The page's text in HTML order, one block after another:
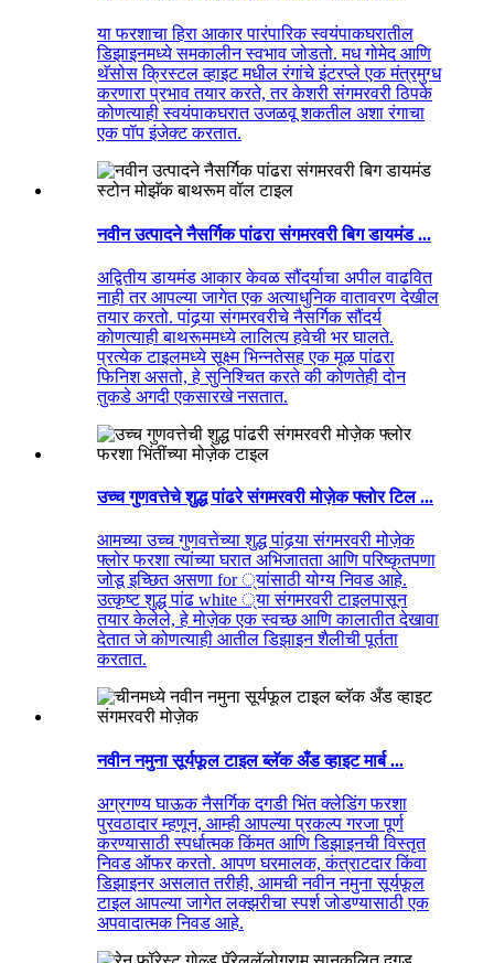
या फरशाचा हिरा आकार पारंपारिक स्वयंपाकघरातील
डिझाइनमध्ये समकालीन स्वभाव जोडतो. मध गोमेद आणि
थॅसोस क्रिस्टल व्हाइट मधील रंगांचे इंटरप्ले एक मंत्रमुग्ध
करणारा प्रभाव तयार करते, तर केशरी संगमरवरी ठिपके
कोणत्याही स्वयंपाकघरात उजळवू शकतील अशा रंगाचा
एक पॉप इंजेक्ट करतात.
नवीन उत्पादने नैसर्गिक पांढरा संगमरवरी बिग डायमंड ...
अद्वितीय डायमंड आकार केवळ सौंदर्याचा अपील वाढवित
नाही तर आपल्या जागेत एक अत्याधुनिक वातावरण देखील
तयार करतो. पांढर्‍या संगमरवरीचे नैसर्गिक सौंदर्य
कोणत्याही बाथरूममध्ये लालित्य हवेची भर घालते.
प्रत्येक टाइलमध्ये सूक्ष्म भिन्नतेसह एक मूळ पांढरा
फिनिश असतो, हे सुनिश्चित करते की कोणतेही दोन
तुकडे अगदी एकसारखे नसतात.
उच्च गुणवत्तेचे शुद्ध पांढरे संगमरवरी मोज़ेक फ्लोर टिल ...
आमच्या उच्च गुणवत्तेच्या शुद्ध पांढर्‍या संगमरवरी मोज़ेक
फ्लोर फरशा त्यांच्या घरात अभिजातता आणि परिष्कृतपणा
जोडू इच्छित असणा for ्यांसाठी योग्य निवड आहे.
उत्कृष्ट शुद्ध पांढ white ्या संगमरवरी टाइलपासून
तयार केलेले, हे मोज़ेक एक स्वच्छ आणि कालातीत देखावा
देतात जे कोणत्याही आतील डिझाइन शैलीची पूर्तता
करतात.
नवीन नमुना सूर्यफूल टाइल ब्लॅक अँड व्हाइट मार्ब ...
अग्रगण्य घाऊक नैसर्गिक दगडी भिंत क्लेडिंग फरशा
पुरवठादार म्हणून, आम्ही आपल्या प्रकल्प गरजा पूर्ण
करण्यासाठी स्पर्धात्मक किंमत आणि डिझाइनची विस्तृत
निवड ऑफर करतो. आपण घरमालक, कंत्राटदार किंवा
डिझाइनर असलात तरीही, आमची नवीन नमुना सूर्यफूल
टाइल आपल्या जागेत लक्झरीचा स्पर्श जोडण्यासाठी एक
अपवादात्मक निवड आहे.